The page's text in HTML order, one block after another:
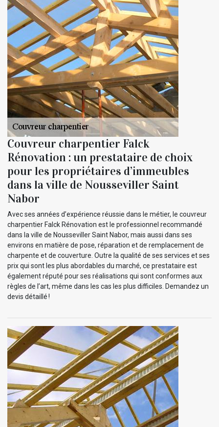
Couvreur charpentier Falck
Rénovation : un prestataire de choix
pour les propriétaires d’immeubles
dans la ville de Nousseviller Saint
Nabor
Avec ses années d’expérience réussie dans le métier, le couvreur
charpentier Falck Rénovation est le professionnel recommandé
dans la ville de Nousseviller Saint Nabor, mais aussi dans ses
environs en matière de pose, réparation et de remplacement de
charpente et de couverture. Outre la qualité de ses services et ses
prix qui sont les plus abordables du marché, ce prestataire est
également réputé pour ses réalisations qui sont conformes aux
règles de l’art, même dans les cas les plus difficiles. Demandez un
devis détaillé !